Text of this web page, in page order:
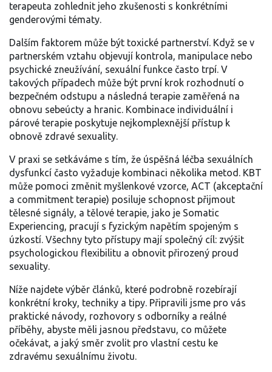
terapeuta zohlednit jeho zkušenosti s konkrétními
genderovými tématy.
Dalším faktorem může být toxické partnerství. Když se v
partnerském vztahu objevují kontrola, manipulace nebo
psychické zneužívání, sexuální funkce často trpí. V
takových případech může být první krok rozhodnutí o
bezpečném odstupu a následná terapie zaměřená na
obnovu sebeúcty a hranic. Kombinace individuální i
párové terapie poskytuje nejkomplexnější přístup k
obnově zdravé sexuality.
V praxi se setkáváme s tím, že úspěšná léčba sexuálních
dysfunkcí často vyžaduje kombinaci několika metod. KBT
může pomoci změnit myšlenkové vzorce, ACT (akceptační
a commitment terapie) posiluje schopnost přijmout
tělesné signály, a tělové terapie, jako je Somatic
Experiencing, pracují s fyzickým napětím spojeným s
úzkostí. Všechny tyto přístupy mají společný cíl: zvýšit
psychologickou flexibilitu a obnovit přirozený proud
sexuality.
Níže najdete výběr článků, které podrobně rozebírají
konkrétní kroky, techniky a tipy. Připravili jsme pro vás
praktické návody, rozhovory s odborníky a reálné
příběhy, abyste měli jasnou představu, co můžete
očekávat, a jaký směr zvolit pro vlastní cestu ke
zdravému sexuálnímu životu.